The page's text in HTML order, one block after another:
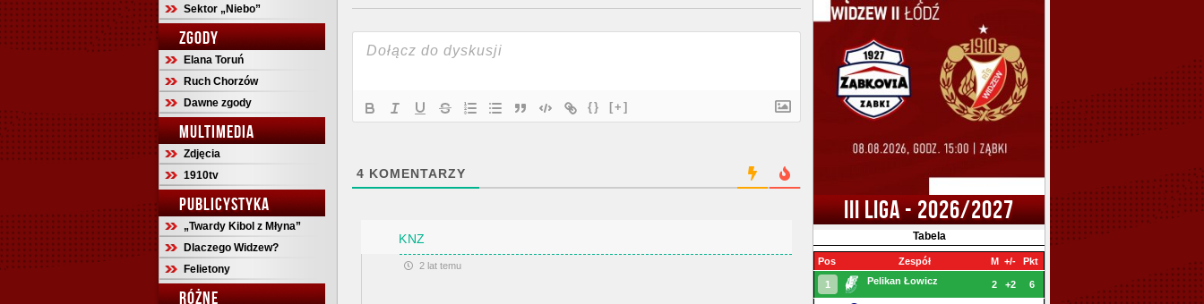
Sektor „Niebo”
ZGODY
Elana Toruń
Ruch Chorzów
Dawne zgody
MULTIMEDIA
Zdjęcia
1910tv
PUBLICYSTYKA
„Twardy Kibol z Młyna”
Dlaczego Widzew?
Felietony
RÓŻNE
{} [+]
4 KOMENTARZY
KNZ
2 lat temu
III LIGA - 2026/2027
Tabela
Pos Zespół M +/- Pkt
1 Pelikan Łowicz 2 +2 6